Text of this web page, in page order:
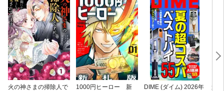
火の神さまの掃除人で
1000円ヒーロー 新
DIME (ダイム) 2026年
追